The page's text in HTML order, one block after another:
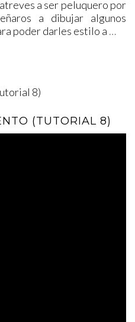
a ser peluquero por
a dibujar algunos
poder darles estilo a …
(TUTORIAL 8)